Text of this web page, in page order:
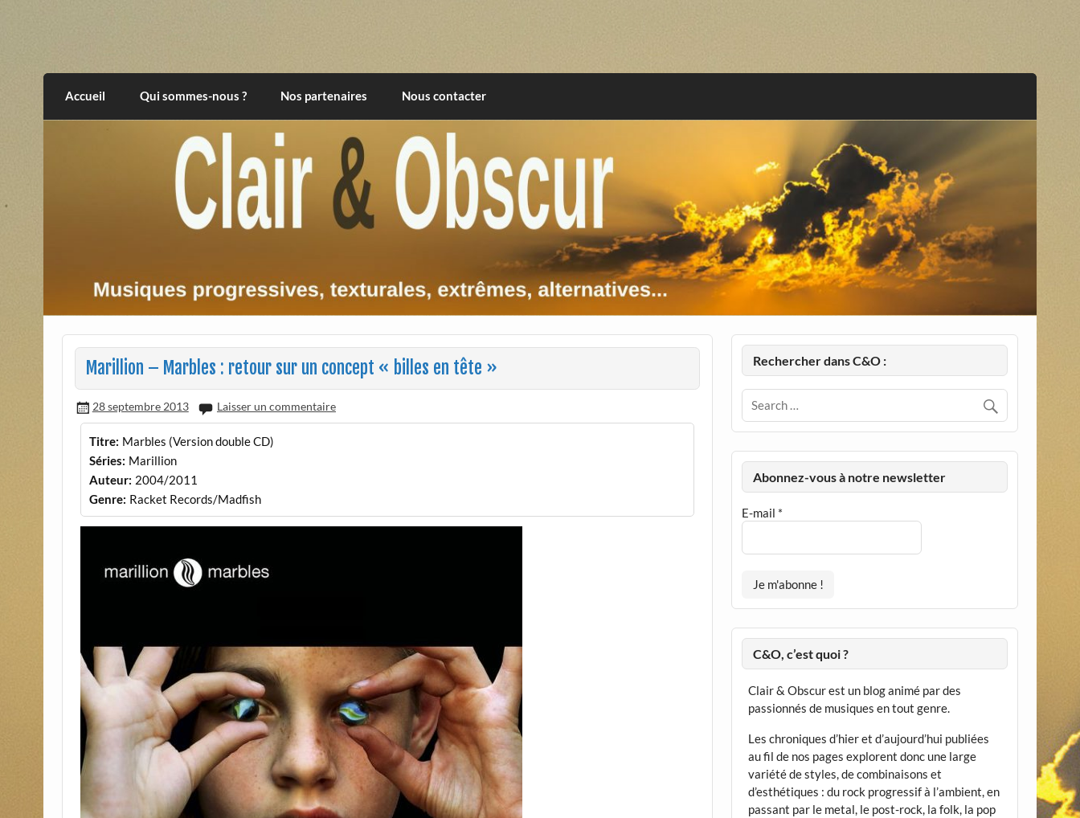
Clair et Obscur
Accueil Qui sommes-nous ? Nos partenaires Nous contacter
Marillion – Marbles : retour sur un concept « billes en tête »
28 septembre 2013 Laisser un commentaire
Titre: Marbles (Version double CD)
Séries: Marillion
Auteur: 2004/2011
Genre: Racket Records/Madfish
Rechercher dans C&O :
Abonnez-vous à notre newsletter
E-mail *
C&O, c’est quoi ?
Clair & Obscur est un blog animé par des
passionnés de musiques en tout genre.
Les chroniques d’hier et d’aujourd’hui publiées
au fil de nos pages explorent donc une large
variété de styles, de combinaisons et
d’esthétiques : du rock progressif à l’ambient, en
passant par le metal, le post-rock, la folk, la pop